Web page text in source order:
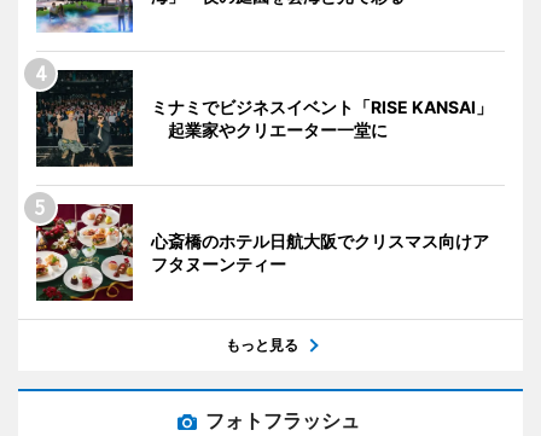
ミナミでビジネスイベント「RISE KANSAI」
起業家やクリエーター一堂に
心斎橋のホテル日航大阪でクリスマス向けア
フタヌーンティー
もっと見る
フォトフラッシュ